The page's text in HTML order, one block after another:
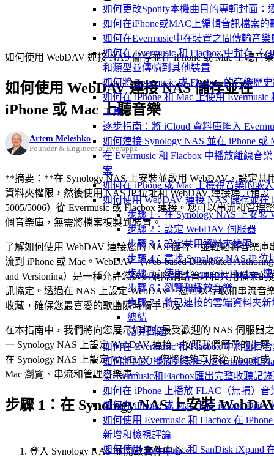
如何更改Spotify本機曲目的專輯封面：
如何在iPhone或MAC上編輯音訊檔案的
如何在Evermusic中在裝置之間傳輸音
如何在 Evermusic 和 Flacbox 中封存（
和類型並傳輸到其他裝置
如何將 Evermusic 或 Flacbox 的音樂歷
如何在 iPhone 和 Mac 上使用
工具
逐步指南：將 iCloud 資料庫匯入
如何連接 Synology NAS 並在 iPhone 或
在 Evermusic 和 Flacbox 中播放離線音
案
如何在 iPhone 或 Mac 上檢視音樂的嵌
如何使用 WebDAV 連接 NAS 儲存並在
步驟 1：在 Synology NAS 上安裝
步驟 2：設定 WebDAV 伺服器
步驟 3：設定共用資料夾權限
步驟 4：尋找 Synology NAS IP 位
步驟 5：使用 Evermusic/Flacbox
步驟 6：瀏覽和播放音樂
步驟 7：將已連接的雲端資料夾
總結
常見問題
如何在 Evermusic 和 Flacbox 中將曲目
如何將M3U播放列表匯入Evermusic和
從Evermusic和Flacbox匯出完整收聽記
如何在 iPhone 上播放 FLAC（無損）音
如何在 iPhone 或 Mac 上從 iCloud Drive
如何使用 Evermusic 和 Flacbox 在
新增和檢視評論
如何使用 Evermusic 和 SanDisk iXpand
如何使用 WebDAV 連接 NAS 儲存並在 iPhone 或 Mac 上聽音樂
如何使用 WebDAV 連接 NAS 儲存並在
iPhone 或 Mac 上聽音樂
Artem Meleshko
Founder & Engineer at Everappz
**摘要：**在 Synology NAS 上安裝並啟用 WebDAV，設定共
資料夾權限，然後使用 NAS IP 位址和 WebDAV 連接埠（預設
5005/5006）從 Evermusic 或 Flacbox 連接。您可以串流和管理
個音樂庫，無需將檔案複製到裝置。
了解如何使用 WebDAV 連接您的 NAS 儲存，並輕鬆將音樂庫
流到 iPhone 或 Mac。WebDAV（Web-based Distributed Authoring
and Versioning）是一種允許您透過網際網路管理和共用檔案的
訊協定。透過在 NAS 上設定 WebDAV，您可以存取和串流音
收藏，確保您最喜愛的歌曲隨時觸手可及。
在本指南中，我們將向您展示如何在最受歡迎的 NAS 伺服器之
一 Synology NAS 上設定 WebDAV 連接。按照我們簡單的步驟
在 Synology NAS 上設定 WebDAV，您將能夠直接從 iPhone 或
Mac 瀏覽、串流和管理音樂庫。
步驟 1：在 Synology NAS 上安裝
登入 Synology NAS 並開啟套件中心。